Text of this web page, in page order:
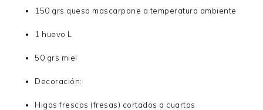
150 grs queso mascarpone a temperatura ambiente
1 huevo L
50 grs miel
Decoración:
Higos frescos (fresas) cortados a cuartos